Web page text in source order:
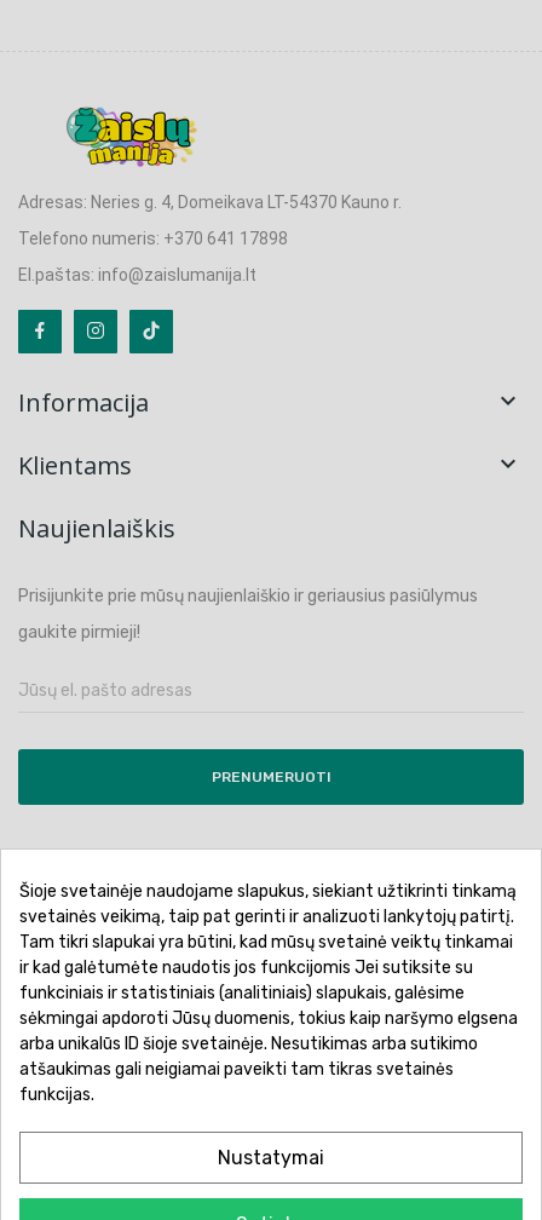
Adresas: Neries g. 4, Domeikava LT-54370 Kauno r.
Telefono numeris: +370 641 17898
El.paštas: info@zaislumanija.lt
Informacija 
Klientams 
Naujienlaiškis
Prisijunkite prie mūsų naujienlaiškio ir geriausius pasiūlymus
gaukite pirmieji!
PRENUMERUOTI
Pirkimo sąlygos ir taisyklės
Privatumo politika
Garantinis aptarnavimas
Prekių pristatymas
Prekių grąžinimas
Atsiskaitymo būdai
Šioje svetainėje naudojame slapukus, siekiant užtikrinti tinkamą
svetainės veikimą, taip pat gerinti ir analizuoti lankytojų patirtį.
Tam tikri slapukai yra būtini, kad mūsų svetainė veiktų tinkamai
ir kad galėtumėte naudotis jos funkcijomis Jei sutiksite su
funkciniais ir statistiniais (analitiniais) slapukais, galėsime
sėkmingai apdoroti Jūsų duomenis, tokius kaip naršymo elgsena
arba unikalūs ID šioje svetainėje. Nesutikimas arba sutikimo
atšaukimas gali neigiamai paveikti tam tikras svetainės
funkcijas.
Nustatymai